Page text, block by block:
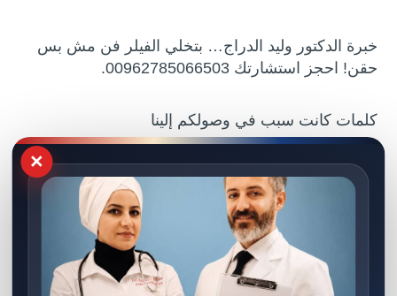
خبرة الدكتور وليد الدراج… بتخلي الفيلر فن مش بس
حقن! احجز استشارتك 00962785066503.
كلمات كانت سبب في وصولكم إلينا
سعر ابرة تذويب الفيلر في الاردن.
سعر إبرة الفيلر في الأردن.
سعر ابرة الفيلر في الأردن.
سعر إبرة الفيلر.
×